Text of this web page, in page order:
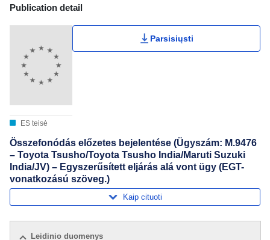
Publication Detail Actions Portlet
Publication detail
ES teisė
Parsisiųsti
Összefonódás előzetes bejelentése (Ügyszám: M.9476
– Toyota Tsusho/Toyota Tsusho India/Maruti Suzuki
India/JV) – Egyszerűsített eljárás alá vont ügy (EGT-
vonatkozású szöveg.)
Kaip cituoti
Leidinio duomenys